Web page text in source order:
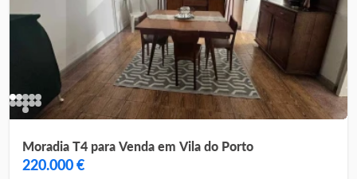
Moradia T4 para Venda em Vila do Porto
220.000 €